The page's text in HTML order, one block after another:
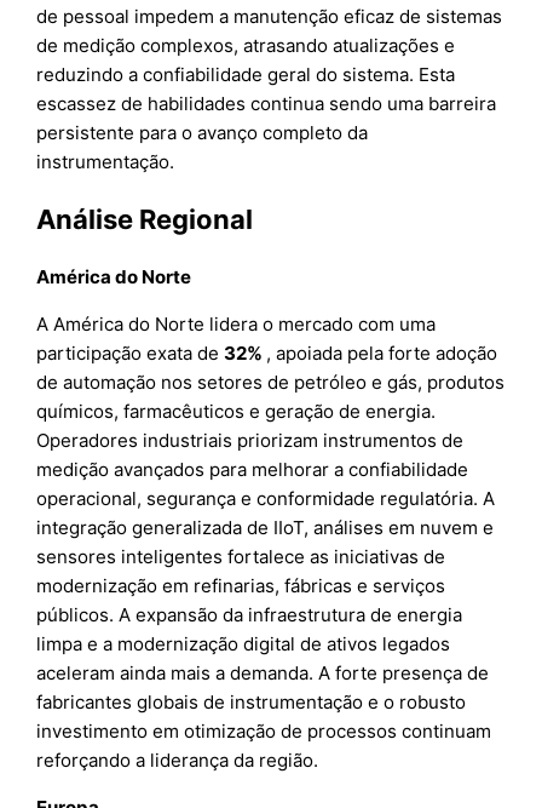
de pessoal impedem a manutenção eficaz de sistemas
de medição complexos, atrasando atualizações e
reduzindo a confiabilidade geral do sistema. Esta
escassez de habilidades continua sendo uma barreira
persistente para o avanço completo da
instrumentação.
Análise Regional
América do Norte
A América do Norte lidera o mercado com uma
participação exata de32% , apoiada pela forte adoção
de automação nos setores de petróleo e gás, produtos
químicos, farmacêuticos e geração de energia.
Operadores industriais priorizam instrumentos de
medição avançados para melhorar a confiabilidade
operacional, segurança e conformidade regulatória. A
integração generalizada de IIoT, análises em nuvem e
sensores inteligentes fortalece as iniciativas de
modernização em refinarias, fábricas e serviços
públicos. A expansão da infraestrutura de energia
limpa e a modernização digital de ativos legados
aceleram ainda mais a demanda. A forte presença de
fabricantes globais de instrumentação e o robusto
investimento em otimização de processos continuam
reforçando a liderança da região.